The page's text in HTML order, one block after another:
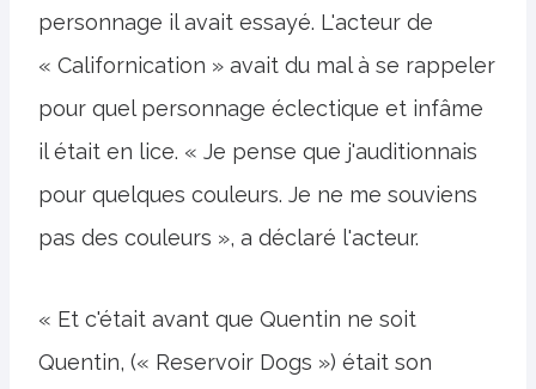
personnage il avait essayé. L'acteur de
« Californication » avait du mal à se rappeler
pour quel personnage éclectique et infâme
il était en lice. « Je pense que j'auditionnais
pour quelques couleurs. Je ne me souviens
pas des couleurs », a déclaré l'acteur.
« Et c'était avant que Quentin ne soit
Quentin, (« Reservoir Dogs ») était son